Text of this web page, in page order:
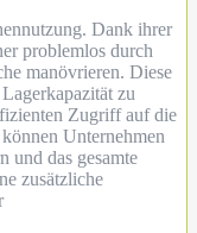
Dank ihrer
problemlos durch
manövrieren. Diese
zu
Zugriff auf die
Unternehmen
und das gesamte
zusätzliche